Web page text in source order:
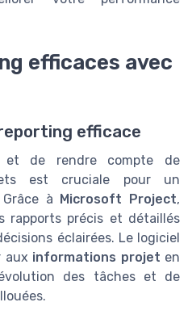
efficaces avec
efficace
et de rendre compte de
est cruciale pour un
à Microsoft Project,
rapports précis et détaillés
éclairées. Le logiciel
aux informations projet en
des tâches et de